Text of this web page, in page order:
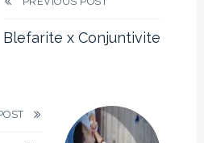
Blefarite x Conjuntivite